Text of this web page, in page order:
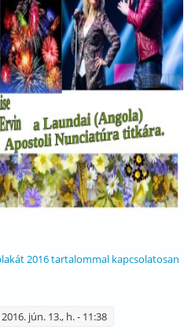
2016 tartalommal kapcsolatosan
jún. 13., h. - 11:38